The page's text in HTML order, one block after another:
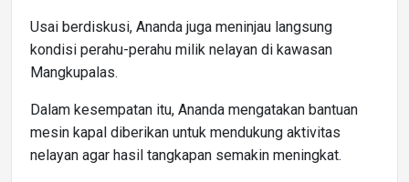
Usai berdiskusi, Ananda juga meninjau langsung
kondisi perahu-perahu milik nelayan di kawasan
Mangkupalas.
Dalam kesempatan itu, Ananda mengatakan bantuan
mesin kapal diberikan untuk mendukung aktivitas
nelayan agar hasil tangkapan semakin meningkat.